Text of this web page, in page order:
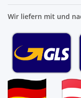
Wir liefern mit und